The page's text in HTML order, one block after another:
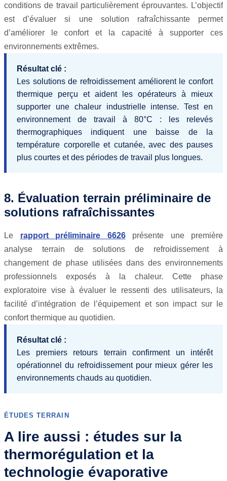
conditions de travail particulièrement éprouvantes. L’objectif
est d’évaluer si une solution rafraîchissante permet
d’améliorer le confort et la capacité à supporter ces
environnements extrêmes.
Résultat clé :
Les solutions de refroidissement améliorent le confort
thermique perçu et aident les opérateurs à mieux
supporter une chaleur industrielle intense. Test en
environnement de travail à 80°C : les relevés
thermographiques indiquent une baisse de la
température corporelle et cutanée, avec des pauses
plus courtes et des périodes de travail plus longues.
8. Évaluation terrain préliminaire de
solutions rafraîchissantes
Le rapport préliminaire 6626présente une première
analyse terrain de solutions de refroidissement à
changement de phase utilisées dans des environnements
professionnels exposés à la chaleur. Cette phase
exploratoire vise à évaluer le ressenti des utilisateurs, la
facilité d’intégration de l’équipement et son impact sur le
confort thermique au quotidien.
Résultat clé :
Les premiers retours terrain confirment un intérêt
opérationnel du refroidissement pour mieux gérer les
environnements chauds au quotidien.
ÉTUDES TERRAIN
A lire aussi : études sur la
thermorégulation et la
technologie évaporative